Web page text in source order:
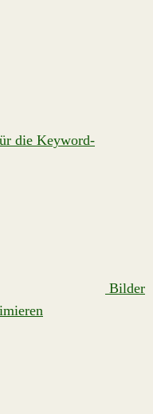
die Keyword-
Bilder